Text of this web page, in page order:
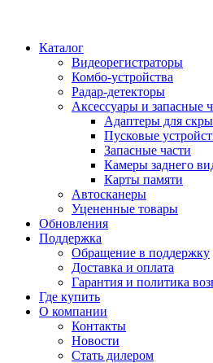
Каталог
Видеорегистраторы
Комбо-устройства
Радар-детекторы
Аксессуары и запасные
Адаптеры для
Пусковые
Запасные части
Камеры заднего
Карты памяти
Автосканеры
Уцененные товары
Обновления
Поддержка
Обращение в поддержку
Доставка и оплата
Гарантия и политика
Где купить
О компании
Контакты
Новости
Стать дилером